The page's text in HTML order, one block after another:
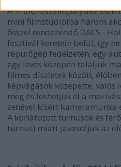
A Trafó leszállópályává
mini filmstúdióiba három
ősszel rendezendő DACS -
fesztivál keretein belül, így
repülőgép fedélzetén, egy
egy leves közepén találjuk
filmes díszletek között,
képvágások közepette,
meg és leshetjük el a
zenével kísért
A korlátozott turnusok és
turnus) miatt javasoljuk az